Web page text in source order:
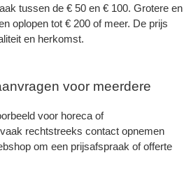
tussen de € 50 en € 100. Grotere en
oplopen tot € 200 of meer. De prijs
en herkomst.
voor meerdere
voor horeca of
rechtstreeks contact opnemen
om een prijsafspraak of offerte